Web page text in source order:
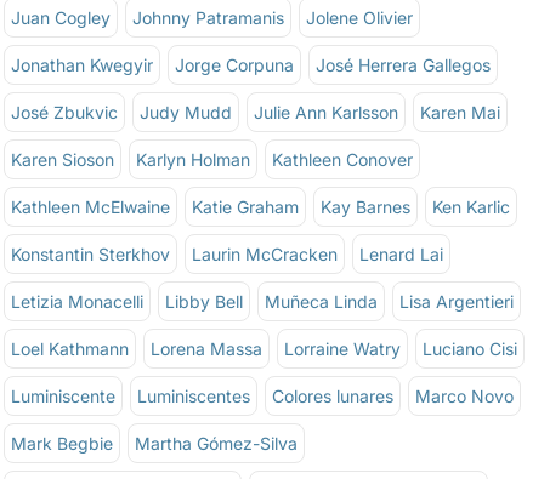
Juan Cogley Johnny Patramanis Jolene Olivier
Jonathan Kwegyir Jorge Corpuna José Herrera Gallegos
José Zbukvic Judy Mudd Julie Ann Karlsson Karen Mai
Karen Sioson Karlyn Holman Kathleen Conover
Kathleen McElwaine Katie Graham Kay Barnes Ken Karlic
Konstantin Sterkhov Laurin McCracken Lenard Lai
Letizia Monacelli Libby Bell Muñeca Linda Lisa Argentieri
Loel Kathmann Lorena Massa Lorraine Watry Luciano Cisi
Luminiscente Luminiscentes Colores lunares Marco Novo
Mark Begbie Martha Gómez-Silva